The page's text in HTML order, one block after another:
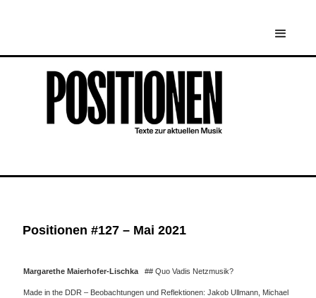
Positionen #127 – Mai 2021
Margarethe Maierhofer-Lischka ## Quo Vadis Netzmusik?
Made in the DDR – Beobachtungen und Reflektionen: Jakob Ullmann, Michael